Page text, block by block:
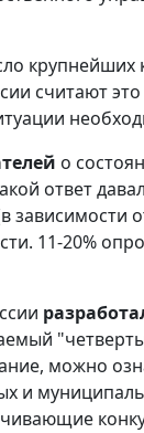
считают
о
ответ
11-20%
можно
и